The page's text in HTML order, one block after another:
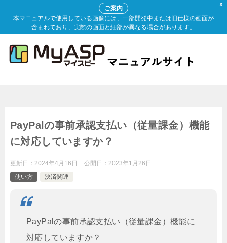
X
ご案内
本マニュアルで使用している画像には、一部開発中または旧仕様の画面が
含まれており、実際の画面と細部が異なる場合があります。
PayPalの事前承認支払い（従量課金）機能
に対応していますか？
更新日： 2024年4月16日 公開日： 2023年1月26日
使い方
決済関連
PayPalの事前承認支払い（従量課金）機能に
対応していますか？